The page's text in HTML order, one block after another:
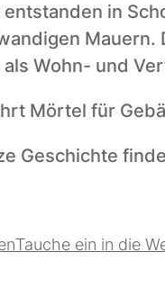
in
Mauern.
Wohn- und
Mörtel für
Tauche ein in die